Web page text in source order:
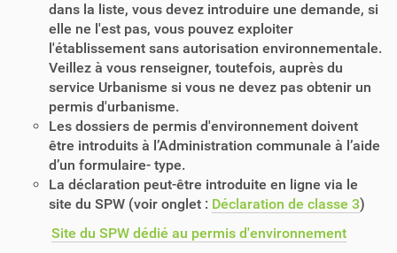
dans la liste, vous devez introduire une demande, si
elle ne l'est pas, vous pouvez exploiter
l'établissement sans autorisation environnementale.
Veillez à vous renseigner, toutefois, auprès du
service Urbanisme si vous ne devez pas obtenir un
permis d'urbanisme.
Les dossiers de permis d'environnement doivent
être introduits à l’Administration communale à l’aide
d’un formulaire- type.
La déclaration peut-être introduite en ligne via le
site du SPW (voir onglet : Déclaration de classe 3)
Site du SPW dédié au permis d'environnement